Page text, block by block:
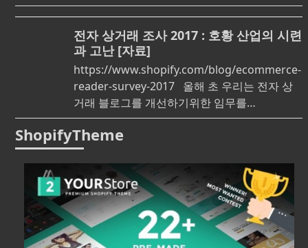
전자 상거래 조사 2017 : 호황 산업의 시련
과 고난 [자료]
https://www.shopify.com/blog/ecommerce-
reader-survey-2017 올해 초 우리는 전자 상
거래 블로그를 개선하기위한 임무를…
ShopifyTheme